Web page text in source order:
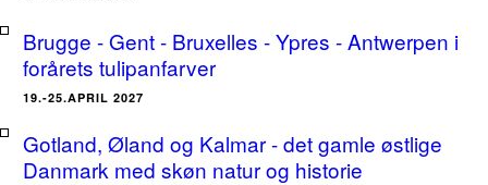
Brugge - Gent - Bruxelles - Ypres - Antwerpen i
forårets tulipanfarver
19.-25.APRIL 2027
Gotland, Øland og Kalmar - det gamle østlige
Danmark med skøn natur og historie